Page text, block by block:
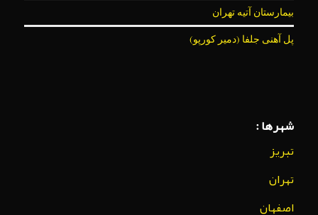
بیمارستان آتیه تهران
پل آهنی جلفا (دمیر کورپو)
شهرها :
تبریز
تهران
اصفهان